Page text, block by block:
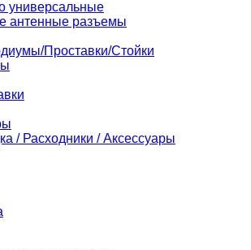
универсальные
антенные разъемы
Проставки/Стойки
/ Расходники / Аксессуары